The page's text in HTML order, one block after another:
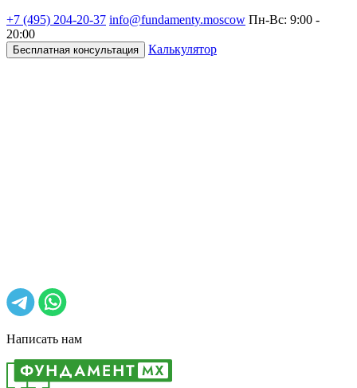
+7 (495) 204-20-37 info@fundamenty.moscow Пн-Вс: 9:00 -
20:00
Бесплатная консультация Калькулятор
Написать нам